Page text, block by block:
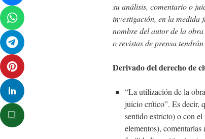
su análisis, comentario o
investigación, en la medida
nombre del autor de la
o revistas de prensa
Derivado del derecho de
“La utilización de la
juicio crítico”. Es decir,
sentido estricto) o con
elementos),